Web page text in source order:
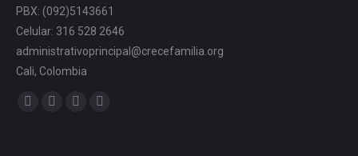
PBX: (092)5143661
Celular: 316 528 2646
administrativoprincipal@crecefamilia.org
Cali, Colombia
Find us on: